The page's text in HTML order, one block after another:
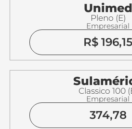
Unimed
Pleno (E)
Empresarial
R$ 196,15
Classico 100
Empresarial
374,78